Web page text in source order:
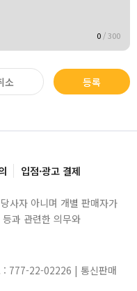
0 /300
소 등록
입점·광고 결제
사자 아니며 개별 판매자가
과 관련한 의무와
: 777-22-02226 | 통신판매